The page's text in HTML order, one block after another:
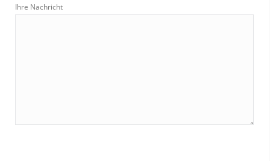
Ihre Nachricht